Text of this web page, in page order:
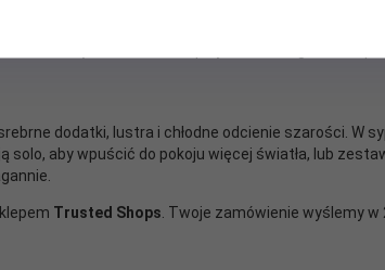
strukturę materiału oraz połysk srebrnego wzoru
dodatki, lustra i chłodne odcienie szarości.
aby wpuścić do pokoju więcej światła, lub
Trusted Shops . Twoje zamówienie wyślemy